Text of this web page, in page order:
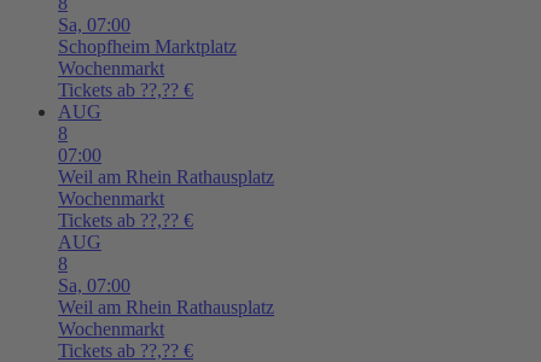
Sa, 07:00
Schopfheim Marktplatz
Wochenmarkt
Tickets ab ??,?? €
AUG
8
07:00
Weil am Rhein Rathausplatz
Wochenmarkt
Tickets ab ??,?? €
AUG
8
Sa, 07:00
Weil am Rhein Rathausplatz
Wochenmarkt
Tickets ab ??,?? €